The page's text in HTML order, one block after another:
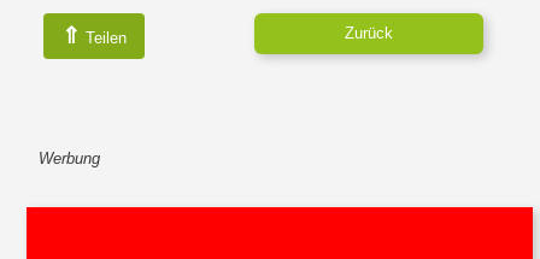
⇑ Teilen Zurück
Werbung